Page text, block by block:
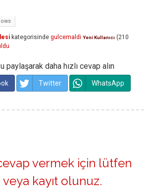
kategorisinde gulcemaldi Yeni Kullanıcı (210
paylaşarak daha hızlı cevap alın
Twitter WhatsApp
vermek için lütfen
veya kayıt olunuz.